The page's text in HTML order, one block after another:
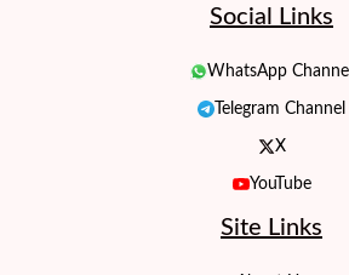
Social Links
WhatsApp Channel
Telegram Channel
X
YouTube
Site Links